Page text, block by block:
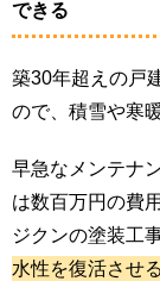
できる
築30年超えの戸
ので、積雪や寒
早急なメンテナ
は数百万円の費
ジクンの塗装工
水性を復活させ